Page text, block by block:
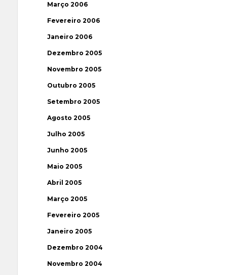
Março 2006
Fevereiro 2006
Janeiro 2006
Dezembro 2005
Novembro 2005
Outubro 2005
Setembro 2005
Agosto 2005
Julho 2005
Junho 2005
Maio 2005
Abril 2005
Março 2005
Fevereiro 2005
Janeiro 2005
Dezembro 2004
Novembro 2004